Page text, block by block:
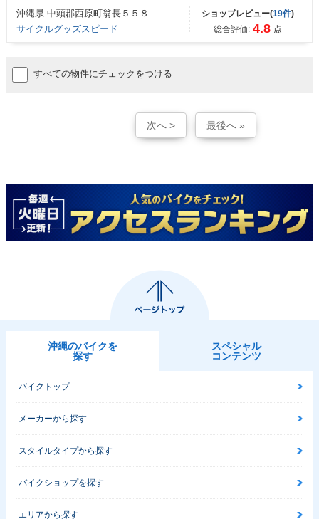
沖縄県 中頭郡西原町翁長５５８
サイクルグッズスピード
ショップレビュー(19件)
総合評価: 4.8 点
すべての物件にチェックをつける
次へ > 最後へ »
沖縄のバイクを
探す
スペシャル
コンテンツ
バイクトップ
メーカーから探す
スタイルタイプから探す
バイクショップを探す
エリアから探す